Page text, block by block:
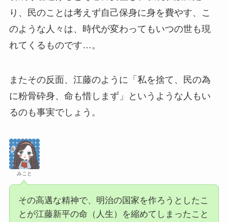
り、民のことは考えず自己保身に身を費やす、こ
のような人々は、時代が変わってもいつの世も現
れてくるものです…。
またその反面、江藤のように「私を捨て、民の為
に粉骨砕身、命も惜しまず」というような人もい
るのも事実でしょう。
みこと
その高邁な精神で、明治の国家を作ろうとしたこ
とが江藤新平の命（人生）を縮めてしまったこと